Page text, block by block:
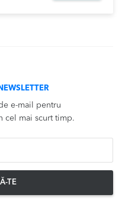
e-mail pentru
cel mai scurt timp.
TE